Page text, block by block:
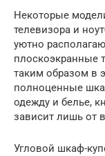
Некоторые
телевизора и
уютно
плоскоэкранные
таким образом в
полноценные
одежду и белье,
зависит лишь от
Угловой шкаф-